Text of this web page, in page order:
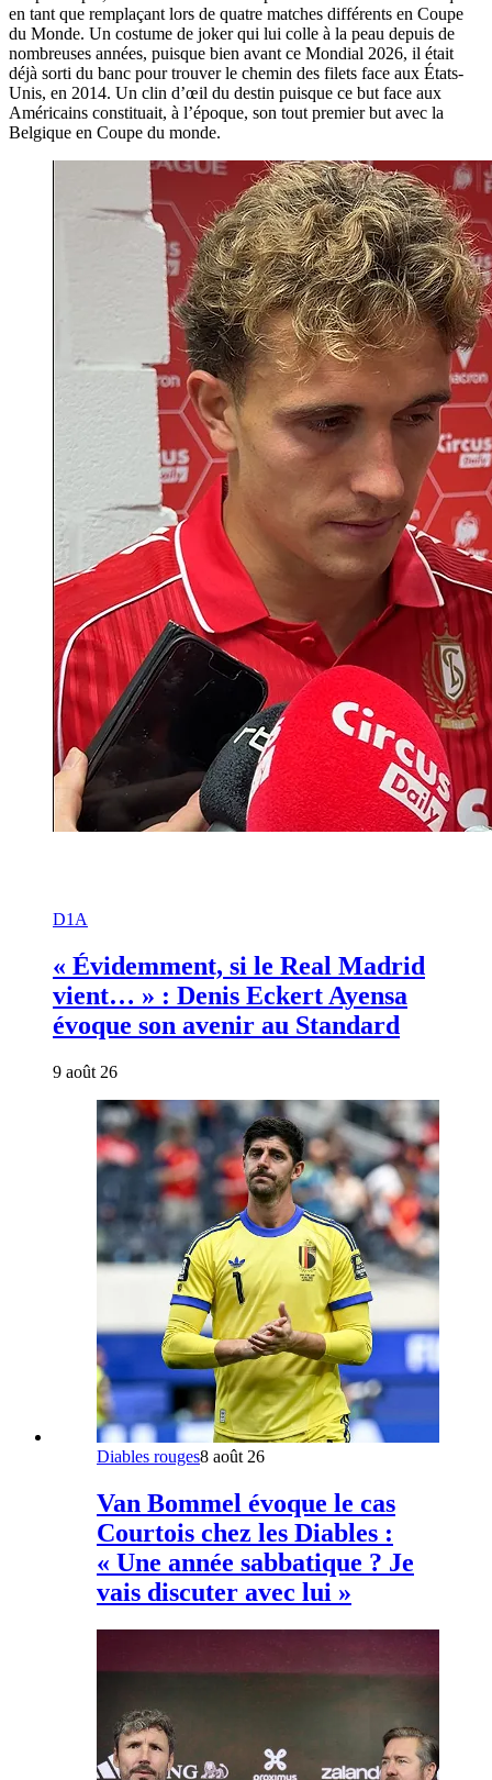
en tant que remplaçant lors de quatre matches différents en Coupe
du Monde. Un costume de joker qui lui colle à la peau depuis de
nombreuses années, puisque bien avant ce Mondial 2026, il était
déjà sorti du banc pour trouver le chemin des filets face aux États-
Unis, en 2014. Un clin d’œil du destin puisque ce but face aux
Américains constituait, à l’époque, son tout premier but avec la
Belgique en Coupe du monde.
D1A
« Évidemment, si le Real Madrid
vient… » : Denis Eckert Ayensa
évoque son avenir au Standard
9 août 26
Diables rouges8 août 26
Van Bommel évoque le cas
Courtois chez les Diables :
« Une année sabbatique ? Je
vais discuter avec lui »